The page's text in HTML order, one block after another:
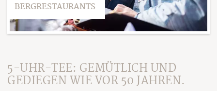
BERGRESTAURANTS
5-UHR-TEE: GEMÜTLICH UND
GEDIEGEN WIE VOR 50 JAHREN.